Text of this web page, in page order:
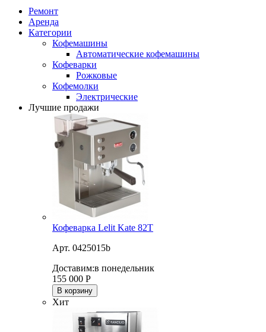
Ремонт
Аренда
Категории
Кофемашины
Автоматические кофемашины
Кофеварки
Рожковые
Кофемолки
Электрические
Лучшие продажи
Кофеварка Lelit Kate 82T
Арт. 0425015b
Доставим:в понедельник
155 000 Р
В корзину
Хит